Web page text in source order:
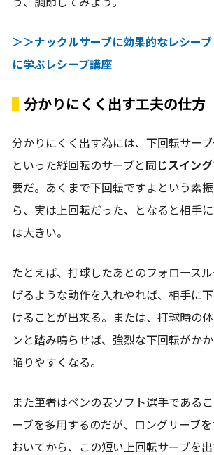
＞＞ナックルサーブに効果的なレシー
に学ぶレシーブ講座
分かりにくく出す工夫の仕方
分かりにくく出す為には、下回転サー
といった縦回転のサーブと 同じスイン
要だ。あくまで下回転ですよという素
ら、実は上回転だった、となると相手
は大きい。
たとえば、打球したあとのフォロース
げるような動作を入れやれば、相手に
けることが出来る。または、打球時の
ンと踏み鳴らせば、強烈な下回転がか
陥りやすくなる。
また筆者はペンの表ソフト選手である
ーブを多用するのだが、ロングサーブ
おいてから、この短い上回転サーブを